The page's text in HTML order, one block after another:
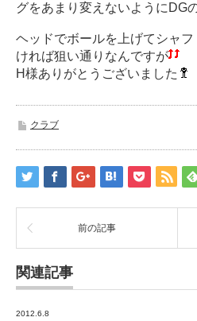
グをあまり変えないように
ヘッドでボールを上げてシャ
ければ狙い通りなんですが
H様ありがとうございました
クラブ
前の記事
関連記事
2012.6.8